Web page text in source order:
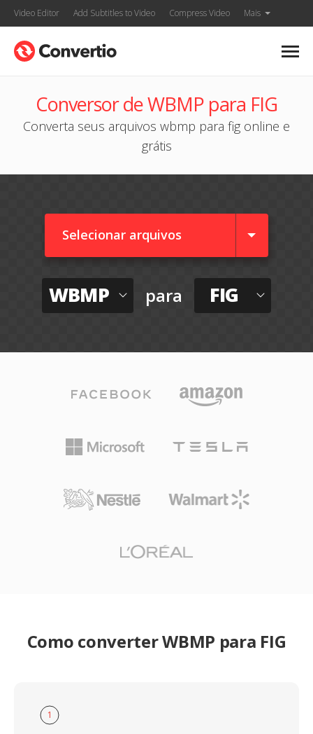
Video Editor Add Subtitles to Video Compress Video Mais
Conversor de WBMP para FIG
Converta seus arquivos wbmp para fig online e
grátis
Selecionar arquivos
WBMP para FIG
Como converter WBMP para FIG
1